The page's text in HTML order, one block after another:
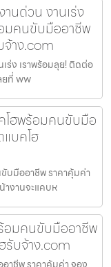
นด่วน งานเร่ง
มคนขับมืออาชีพ
าง.com
ง เราพร้อมลุย! ติดต่อ
ยที่ ww
โฮพร้อมคนขับมือ
บคโฮ
บมืออาชีพ ราคาคุ้มค่า
งานจะแคบห
อมคนขับมืออาชีพ
รับจ้าง.com